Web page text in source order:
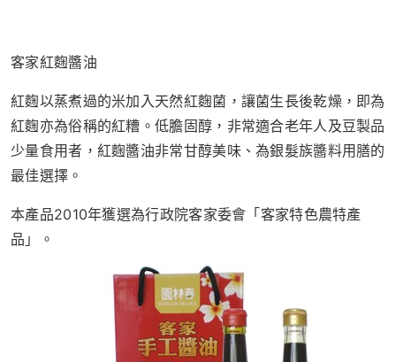
客家紅麴醬油
紅麴以蒸煮過的米加入天然紅麴菌，讓菌生長後乾燥，即為
紅麴亦為俗稱的紅糟。低膽固醇，非常適合老年人及豆製品
少量食用者，紅麴醬油非常甘醇美味、為銀髮族醬料用膳的
最佳選擇。
本產品2010年獲選為行政院客家委會「客家特色農特產
品」。